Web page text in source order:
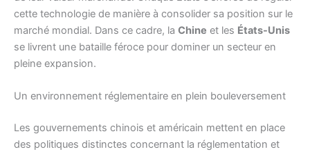
cette technologie de manière à consolider sa position sur le
marché mondial. Dans ce cadre, la Chine et les États-Unis
se livrent une bataille féroce pour dominer un secteur en
pleine expansion.
Un environnement réglementaire en plein bouleversement
Les gouvernements chinois et américain mettent en place
des politiques distinctes concernant la réglementation et